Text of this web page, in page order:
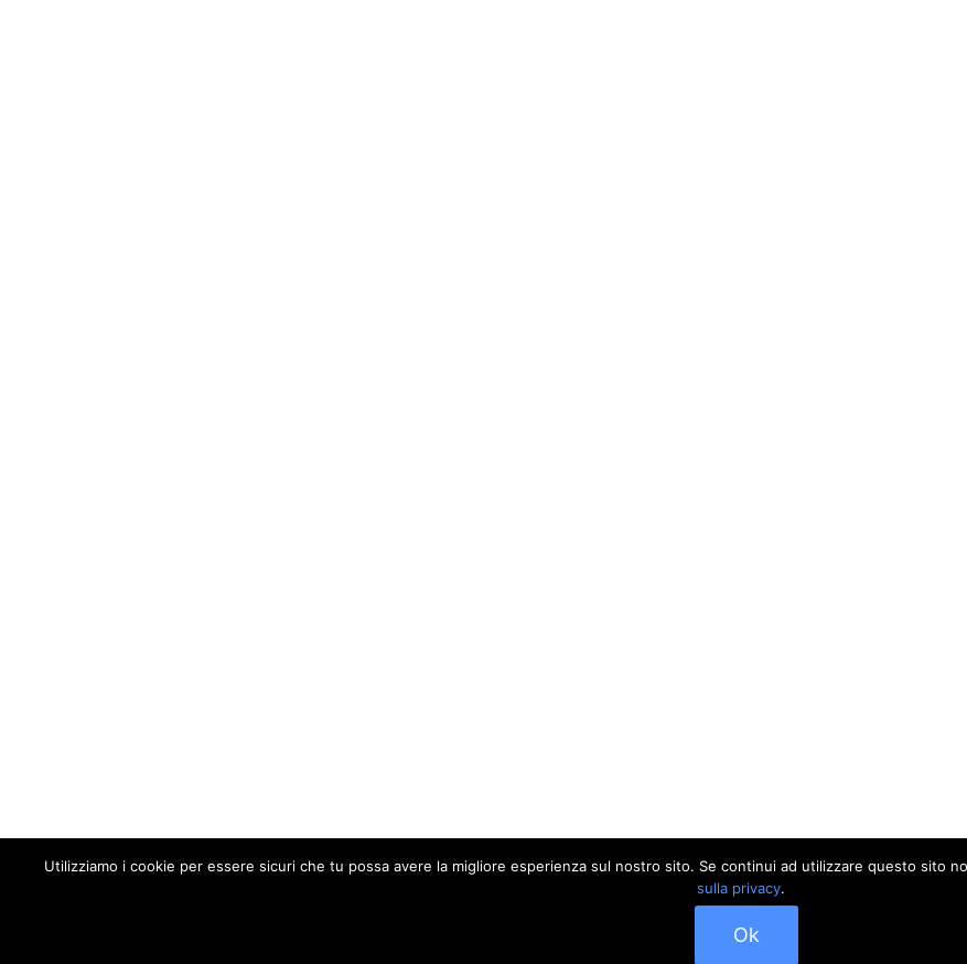
Utilizziamo i cookie per essere sicuri che tu possa avere la migliore esperienza sul nostro sito. Se continui ad utilizzare questo sito
sulla privacy.
Ok